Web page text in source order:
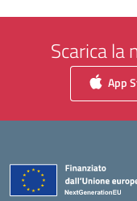
Scarica la
App